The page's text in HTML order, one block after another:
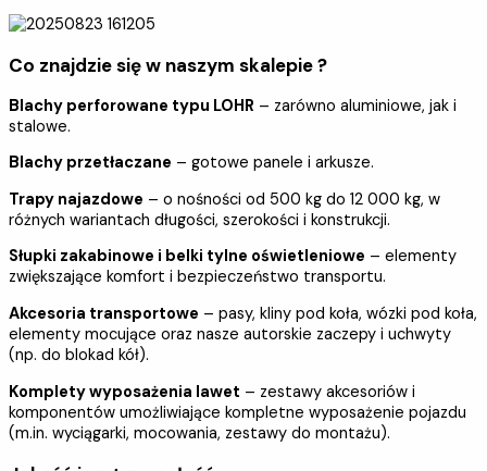
Co znajdzie się w naszym skalepie ?
Blachy perforowane typu LOHR – zarówno aluminiowe, jak i
stalowe.
Blachy przetłaczane – gotowe panele i arkusze.
Trapy najazdowe – o nośności od 500 kg do 12 000 kg, w
różnych wariantach długości, szerokości i konstrukcji.
Słupki zakabinowe i belki tylne oświetleniowe – elementy
zwiększające komfort i bezpieczeństwo transportu.
Akcesoria transportowe – pasy, kliny pod koła, wózki pod koła,
elementy mocujące oraz nasze autorskie zaczepy i uchwyty
(np. do blokad kół).
Komplety wyposażenia lawet – zestawy akcesoriów i
komponentów umożliwiające kompletne wyposażenie pojazdu
(m.in. wyciągarki, mocowania, zestawy do montażu).